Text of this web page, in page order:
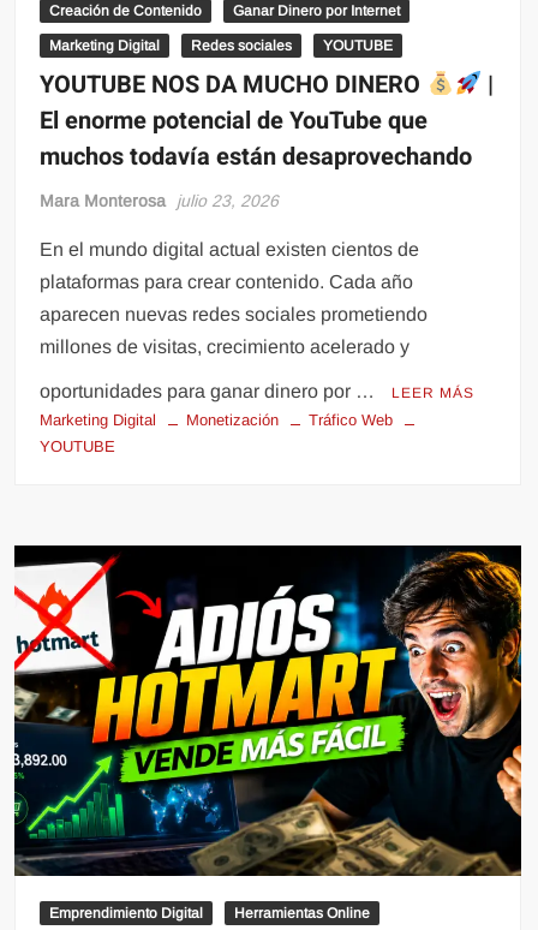
Creación de Contenido Ganar Dinero por Internet
Marketing Digital Redes sociales YOUTUBE
YOUTUBE NOS DA MUCHO DINERO
|
El enorme potencial de YouTube que
muchos todavía están desaprovechando
Mara Monterosa julio 23, 2026
En el mundo digital actual existen cientos de
plataformas para crear contenido. Cada año
aparecen nuevas redes sociales prometiendo
millones de visitas, crecimiento acelerado y
oportunidades para ganar dinero por … LEER MÁS
Marketing Digital Monetización
Tráfico Web
YOUTUBE
Emprendimiento Digital Herramientas Online